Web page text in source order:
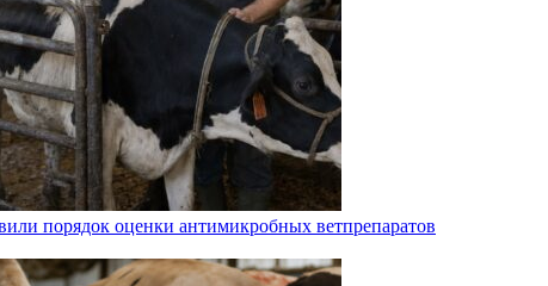
порядок оценки антимикробных ветпрепаратов